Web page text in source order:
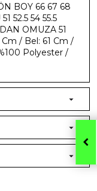
BOY 66 67 68
52.5 54 55.5
OMUZA 51
Cm / Bel: 61 Cm /
Polyester /